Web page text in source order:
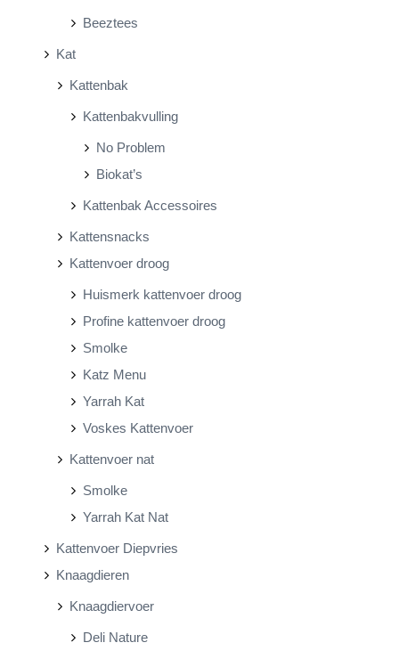
Beeztees
Kat
Kattenbak
Kattenbakvulling
No Problem
Biokat’s
Kattenbak Accessoires
Kattensnacks
Kattenvoer droog
Huismerk kattenvoer droog
Profine kattenvoer droog
Smolke
Katz Menu
Yarrah Kat
Voskes Kattenvoer
Kattenvoer nat
Smolke
Yarrah Kat Nat
Kattenvoer Diepvries
Knaagdieren
Knaagdiervoer
Deli Nature